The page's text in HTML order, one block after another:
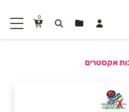
0